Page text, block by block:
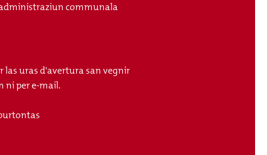
communala
las uras d'avertura san vegnir
ni per e-mail.